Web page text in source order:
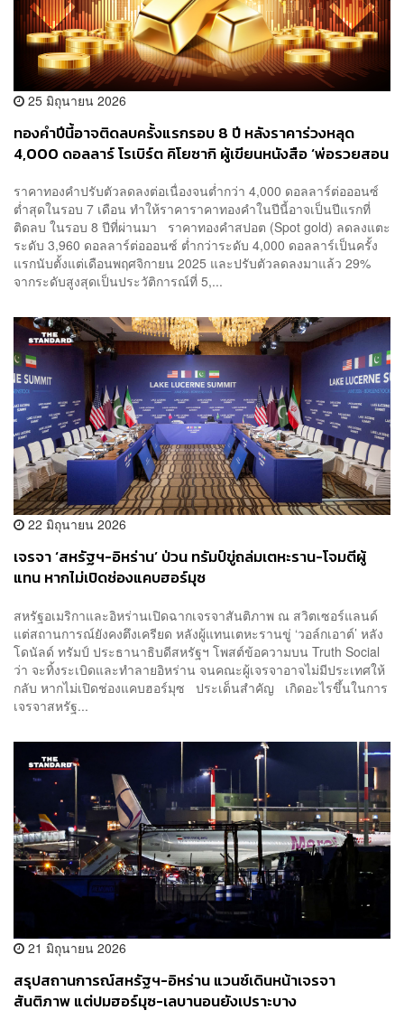
25 มิถุนายน 2026
ทองคำปีนี้อาจติดลบครั้งแรกรอบ 8 ปี หลังราคาร่วงหลุด
4,000 ดอลลาร์ โรเบิร์ต คิโยซากิ ผู้เขียนหนังสือ ‘พ่อรวยสอน
ราคาทองคำปรับตัวลดลงต่อเนื่องจนต่ำกว่า 4,000 ดอลลาร์ต่อออนซ์
ต่ำสุดในรอบ 7 เดือน ทำให้ราคาราคาทองคำในปีนี้อาจเป็นปีแรกที่
ติดลบ ในรอบ 8 ปีที่ผ่านมา ราคาทองคำสปอต (Spot gold) ลดลงแตะ
ระดับ 3,960 ดอลลาร์ต่อออนซ์ ต่ำกว่าระดับ 4,000 ดอลลาร์เป็นครั้ง
แรกนับตั้งแต่เดือนพฤศจิกายน 2025 และปรับตัวลดลงมาแล้ว 29%
จากระดับสูงสุดเป็นประวัติการณ์ที่ 5,...
22 มิถุนายน 2026
เจรจา ‘สหรัฐฯ-อิหร่าน’ ป่วน ทรัมป์ขู่ถล่มเตหะราน-โจมตีผู้
แทน หากไม่เปิดช่องแคบฮอร์มุซ
สหรัฐอเมริกาและอิหร่านเปิดฉากเจรจาสันติภาพ ณ สวิตเซอร์แลนด์
แต่สถานการณ์ยังคงตึงเครียด หลังผู้แทนเตหะรานขู่ ‘วอล์กเอาต์’ หลัง
โดนัลด์ ทรัมป์ ประธานาธิบดีสหรัฐฯ โพสต์ข้อความบน Truth Social
ว่า จะทิ้งระเบิดและทำลายอิหร่าน จนคณะผู้เจรจาอาจไม่มีประเทศให้
กลับ หากไม่เปิดช่องแคบฮอร์มุซ ประเด็นสำคัญ เกิดอะไรขึ้นในการ
เจรจาสหรัฐ...
21 มิถุนายน 2026
สรุปสถานการณ์สหรัฐฯ-อิหร่าน แวนซ์เดินหน้าเจรจา
สันติภาพ แต่ปมฮอร์มุซ-เลบานอนยังเปราะบาง